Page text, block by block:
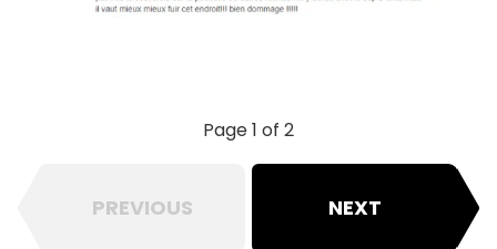
Page 1 of 2
PREVIOUS NEXT